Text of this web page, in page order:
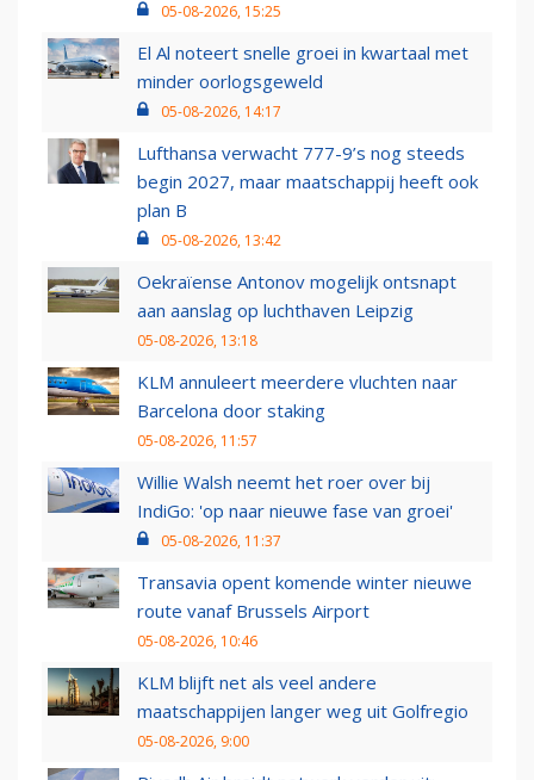
05-08-2026, 15:25
El Al noteert snelle groei in kwartaal met
minder oorlogsgeweld
05-08-2026, 14:17
Lufthansa verwacht 777-9’s nog steeds
begin 2027, maar maatschappij heeft ook
plan B
05-08-2026, 13:42
Oekraïense Antonov mogelijk ontsnapt
aan aanslag op luchthaven Leipzig
05-08-2026, 13:18
KLM annuleert meerdere vluchten naar
Barcelona door staking
05-08-2026, 11:57
Willie Walsh neemt het roer over bij
IndiGo: 'op naar nieuwe fase van groei'
05-08-2026, 11:37
Transavia opent komende winter nieuwe
route vanaf Brussels Airport
05-08-2026, 10:46
KLM blijft net als veel andere
maatschappijen langer weg uit Golfregio
05-08-2026, 9:00